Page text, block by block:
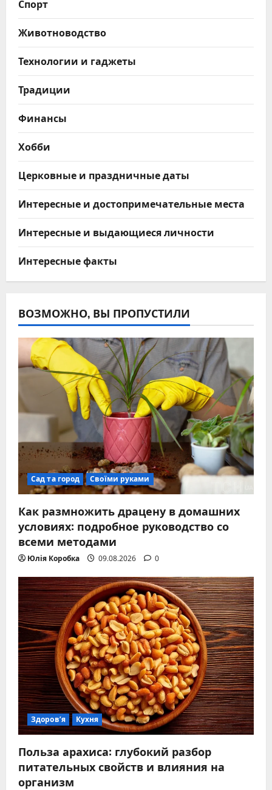
Спорт
Животноводство
Технологии и гаджеты
Традиции
Финансы
Хобби
Церковные и праздничные даты
Интересные и достопримечательные места
Интересные и выдающиеся личности
Интересные факты
ВОЗМОЖНО, ВЫ ПРОПУСТИЛИ
Сад та город Своїми руками
Как размножить драцену в домашних
условиях: подробное руководство со
всеми методами
Юлія Коробка 09.08.2026 0
Здоров’я Кухня
Польза арахиса: глубокий разбор
питательных свойств и влияния на
организм